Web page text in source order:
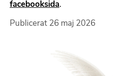
facebooksida.
Publicerat 26 maj 2026